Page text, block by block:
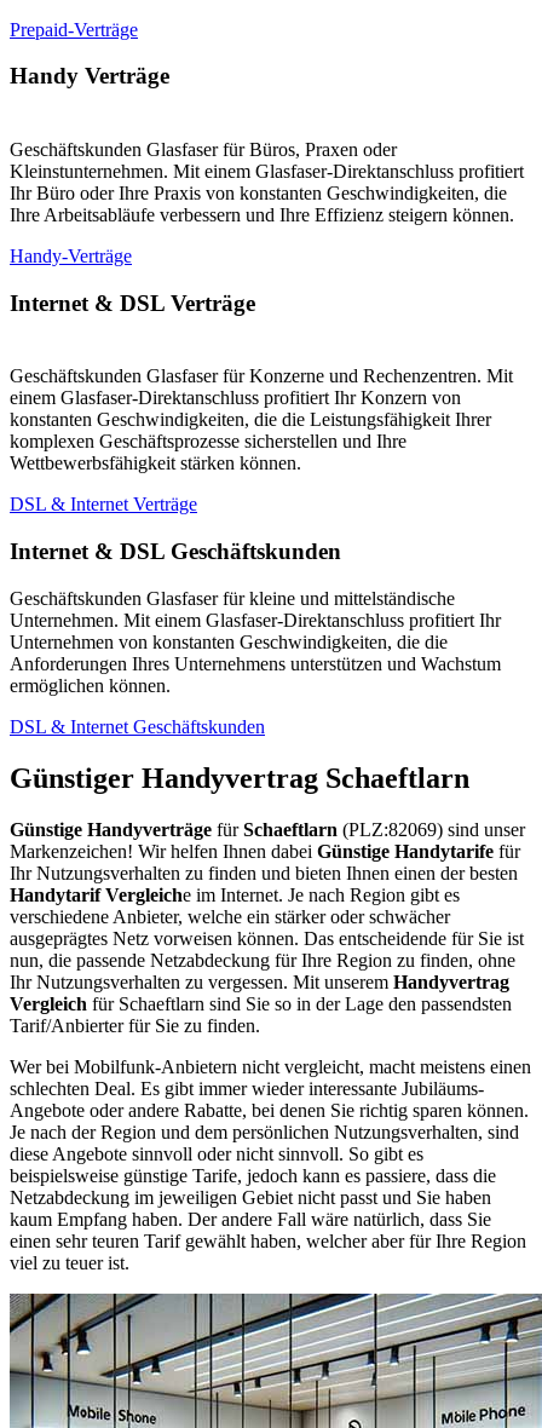
Prepaid-Verträge
Handy Verträge
Geschäftskunden Glasfaser für Büros, Praxen oder
Kleinstunternehmen. Mit einem Glasfaser-Direktanschluss profitiert
Ihr Büro oder Ihre Praxis von konstanten Geschwindigkeiten, die
Ihre Arbeitsabläufe verbessern und Ihre Effizienz steigern können.
Handy-Verträge
Internet & DSL Verträge
Geschäftskunden Glasfaser für Konzerne und Rechenzentren. Mit
einem Glasfaser-Direktanschluss profitiert Ihr Konzern von
konstanten Geschwindigkeiten, die die Leistungsfähigkeit Ihrer
komplexen Geschäftsprozesse sicherstellen und Ihre
Wettbewerbsfähigkeit stärken können.
DSL & Internet Verträge
Internet & DSL Geschäftskunden
Geschäftskunden Glasfaser für kleine und mittelständische
Unternehmen. Mit einem Glasfaser-Direktanschluss profitiert Ihr
Unternehmen von konstanten Geschwindigkeiten, die die
Anforderungen Ihres Unternehmens unterstützen und Wachstum
ermöglichen können.
DSL & Internet Geschäftskunden
Günstiger Handyvertrag Schaeftlarn
Günstige Handyverträge fürSchaeftlarn (PLZ:82069) sind unser
Markenzeichen! Wir helfen Ihnen dabei Günstige Handytarife für
Ihr Nutzungsverhalten zu finden und bieten Ihnen einen der besten
Handytarif Vergleiche im Internet. Je nach Region gibt es
verschiedene Anbieter, welche ein stärker oder schwächer
ausgeprägtes Netz vorweisen können. Das entscheidende für Sie ist
nun, die passende Netzabdeckung für Ihre Region zu finden, ohne
Ihr Nutzungsverhalten zu vergessen. Mit unserem Handyvertrag
Vergleich für Schaeftlarn sind Sie so in der Lage den passendsten
Tarif/Anbierter für Sie zu finden.
Wer bei Mobilfunk-Anbietern nicht vergleicht, macht meistens einen
schlechten Deal. Es gibt immer wieder interessante Jubiläums-
Angebote oder andere Rabatte, bei denen Sie richtig sparen können.
Je nach der Region und dem persönlichen Nutzungsverhalten, sind
diese Angebote sinnvoll oder nicht sinnvoll. So gibt es
beispielsweise günstige Tarife, jedoch kann es passiere, dass die
Netzabdeckung im jeweiligen Gebiet nicht passt und Sie haben
kaum Empfang haben. Der andere Fall wäre natürlich, dass Sie
einen sehr teuren Tarif gewählt haben, welcher aber für Ihre Region
viel zu teuer ist.